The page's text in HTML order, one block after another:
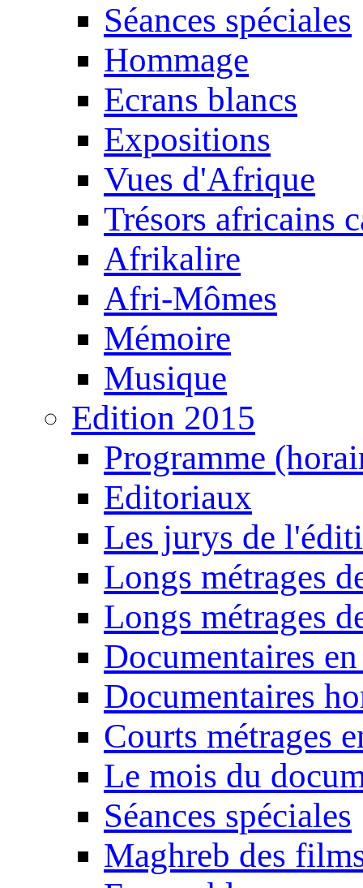
Séances spéciales
Hommage
Ecrans blancs
Expositions
Vues d'Afrique
Trésors africains
Afrikalire
Afri-Mômes
Mémoire
Musique
Edition 2015
Programme
Editoriaux
Les jurys de
Longs métrages
Longs métrages
Documentaires
Documentaires
Courts métrages
Le mois du
Séances spéciales
Maghreb des